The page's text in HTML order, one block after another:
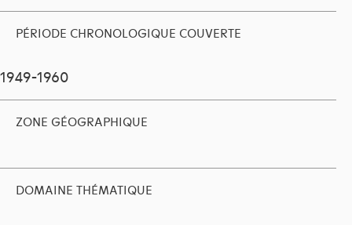
PÉRIODE CHRONOLOGIQUE COUVERTE
1949-1960
ZONE GÉOGRAPHIQUE
DOMAINE THÉMATIQUE